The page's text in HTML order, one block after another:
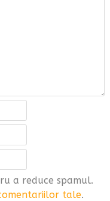
a reduce spamul.
tale.